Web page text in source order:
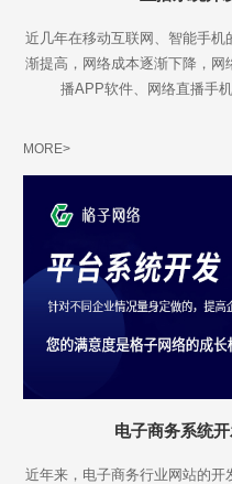
近几年在移动互联网、智能手
渐提高，网络成本逐渐下降，
播APP软件、网络直播手
MORE>
电子商务系统
近年来，电子商务行业网站的